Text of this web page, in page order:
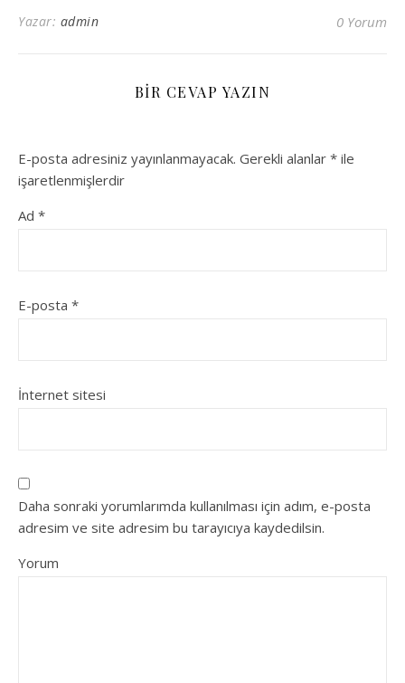
Yazar: admin 0 Yorum
BIR CEVAP YAZIN
E-posta adresiniz yayınlanmayacak. Gerekli alanlar * ile
işaretlenmişlerdir
Ad *
E-posta *
İnternet sitesi
Daha sonraki yorumlarımda kullanılması için adım, e-posta
adresim ve site adresim bu tarayıcıya kaydedilsin.
Yorum